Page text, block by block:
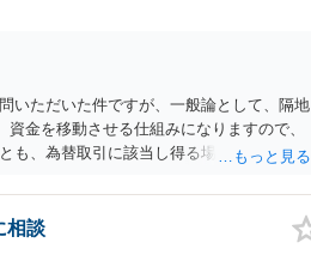
いただいた件ですが、一般論として、隔地
金を移動させる仕組みになりますので、
も、為替取引に該当し得る場合であって
金の流れだけで判断することはできず、
してどのように位置付けられるのか、利
必要があります。 そのため、現在検討さ
相談